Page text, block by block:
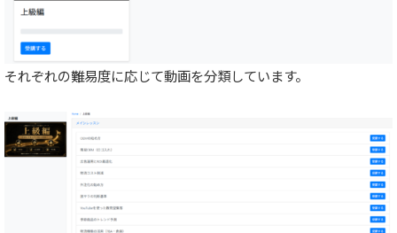
それぞれの難易度に応じて動画を分類しています。